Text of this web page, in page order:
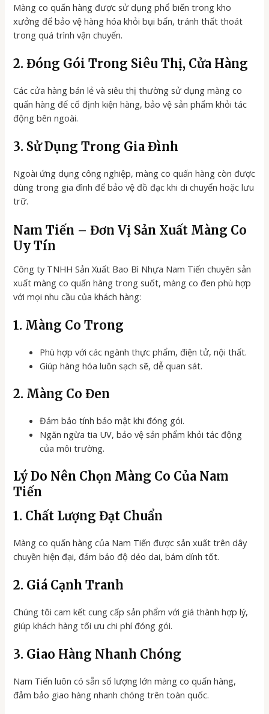
Màng co quấn hàng được sử dụng phổ biến trong kho
xưởng để bảo vệ hàng hóa khỏi bụi bẩn, tránh thất thoát
trong quá trình vận chuyển.
2. Đóng Gói Trong Siêu Thị, Cửa Hàng
Các cửa hàng bán lẻ và siêu thị thường sử dụng màng co
quấn hàng để cố định kiện hàng, bảo vệ sản phẩm khỏi tác
động bên ngoài.
3. Sử Dụng Trong Gia Đình
Ngoài ứng dụng công nghiệp, màng co quấn hàng còn được
dùng trong gia đình để bảo vệ đồ đạc khi di chuyển hoặc lưu
trữ.
Nam Tiến – Đơn Vị Sản Xuất Màng Co
Uy Tín
Công ty TNHH Sản Xuất Bao Bì Nhựa Nam Tiến chuyên sản
xuất màng co quấn hàng trong suốt, màng co đen phù hợp
với mọi nhu cầu của khách hàng:
1. Màng Co Trong
Phù hợp với các ngành thực phẩm, điện tử, nội thất.
Giúp hàng hóa luôn sạch sẽ, dễ quan sát.
2. Màng Co Đen
Đảm bảo tính bảo mật khi đóng gói.
Ngăn ngừa tia UV, bảo vệ sản phẩm khỏi tác động
của môi trường.
Lý Do Nên Chọn Màng Co Của Nam
Tiến
1. Chất Lượng Đạt Chuẩn
Màng co quấn hàng của Nam Tiến được sản xuất trên dây
chuyền hiện đại, đảm bảo độ dẻo dai, bám dính tốt.
2. Giá Cạnh Tranh
Chúng tôi cam kết cung cấp sản phẩm với giá thành hợp lý,
giúp khách hàng tối ưu chi phí đóng gói.
3. Giao Hàng Nhanh Chóng
Nam Tiến luôn có sẵn số lượng lớn màng co quấn hàng,
đảm bảo giao hàng nhanh chóng trên toàn quốc.